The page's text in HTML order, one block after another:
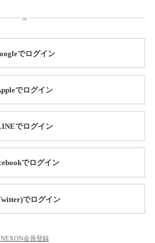
でログイン
でログイン
でログイン
でログイン
でログイン
NEXON会員登録